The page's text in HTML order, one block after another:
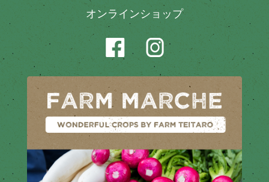
オンラインショップ